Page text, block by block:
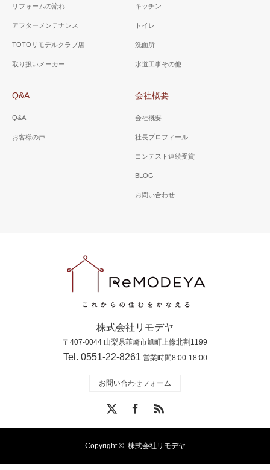
リフォームの流れ
アフターメンテナンス
TOTOリモデルクラブ店
取り扱いメーカー
キッチン
トイレ
洗面所
水道工事その他
Q&A
Q&A
お客様の声
会社概要
会社概要
社長プロフィール
コンテスト連続受賞
BLOG
お問い合わせ
株式会社リモデヤ
〒407-0044 山梨県韮崎市旭町上條北割1199
Tel. 0551-22-8261営業時間8:00-18:00
お問い合わせフォーム
RSS
Copyright © 株式会社リモデヤ